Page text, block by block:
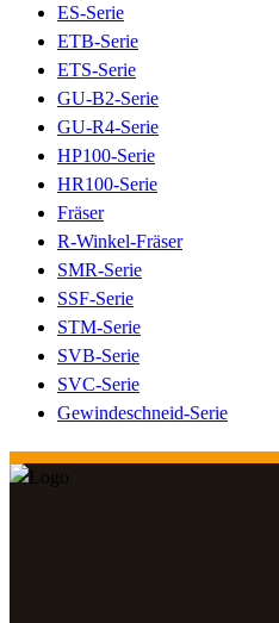
ES-Serie
ETB-Serie
ETS-Serie
GU-B2-Serie
GU-R4-Serie
HP100-Serie
HR100-Serie
Fräser
R-Winkel-Fräser
SMR-Serie
SSF-Serie
STM-Serie
SVB-Serie
SVC-Serie
Gewindeschneid-Serie